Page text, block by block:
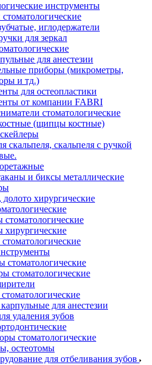
инструменты
иглодержатели
для зеркал
для анестезии
приборы (микрометры,
и тд.)
для остеопластики
от компании FABRI
стоматологические
(щипцы костные)
скальпеля, скальпеля с ручкой
и биксы металлические
хирургические
стоматологические
стоматологические
для анестезии
удаления зубов
стоматологические
остеотомы
для отбеливания зубов